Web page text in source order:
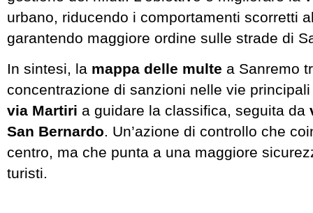
urbano, riducendo i comportamenti scorretti
garantendo maggiore ordine sulle strade di
In sintesi, la mappa delle multe a Sanremo
concentrazione di sanzioni nelle vie
via Martiri a guidare la classifica, seguita da
San Bernardo. Un’azione di controllo che
centro, ma che punta a una maggiore
turisti.